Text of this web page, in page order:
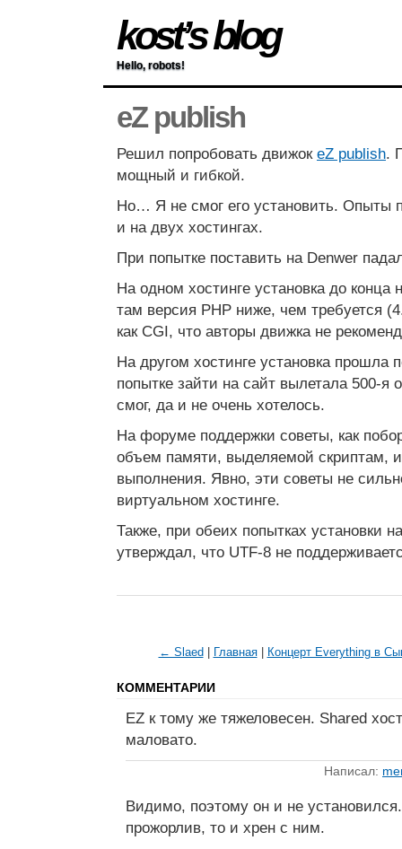
kost’s blog
Hello, robots!
eZ publish
Решил попробовать движок eZ publish.
мощный и гибкой.
Но… Я не смог его установить. Опыты
и на двух хостингах.
При попытке поставить на Denwer
На одном хостинге установка до конца
там версия PHP ниже, чем требуется
как CGI, что авторы движка не
На другом хостинге установка прошла
попытке зайти на сайт вылетала 500-я
смог, да и не очень хотелось.
На форуме поддержки советы, как
объем памяти, выделяемой скриптам,
выполнения. Явно, эти советы не
виртуальном хостинге.
Также, при обеих попытках установки
утверждал, что UTF-8 не
← Slaed Главная| Концерт Everything в
КОММЕНТАРИИ
EZ к тому же тяжеловесен. Shared
маловато.
Написал:
Видимо, поэтому он и не
прожорлив, то и хрен с ним.